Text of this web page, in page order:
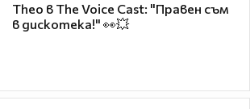
Theo в The Voice Cast: "Правен съм
в дискотека!" 👀💥